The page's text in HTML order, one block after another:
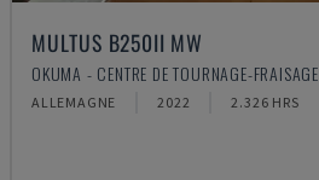
MULTUS B250II MW
OKUMA - CENTRE DE TOURNAGE-FRAISAGE
ALLEMAGNE 2022 2.326 HRS